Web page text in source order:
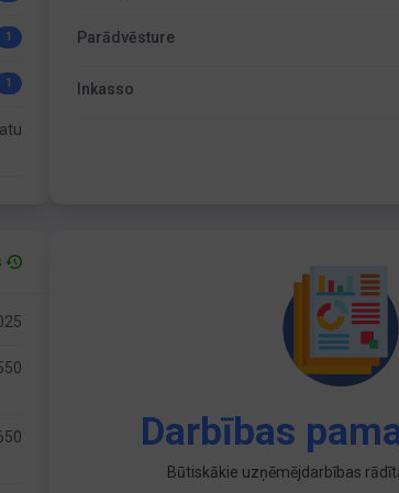
1
1
Parādvēsture
Inkasso
Darbības
Būtiskākie uzņēmējdarbības